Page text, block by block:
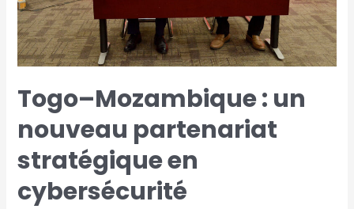
Togo–Mozambique : un
nouveau partenariat
stratégique en
cybersécurité
cybersécurité